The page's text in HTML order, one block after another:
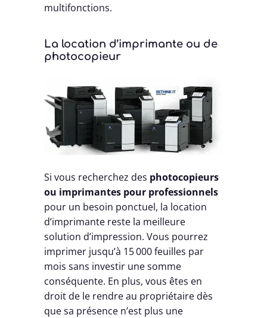
multifonctions.
La location d’imprimante ou de
photocopieur
Si vous recherchez des photocopieurs
ou imprimantes pour professionnels
pour un besoin ponctuel, la location
d’imprimante reste la meilleure
solution d’impression. Vous pourrez
imprimer jusqu’à 15 000 feuilles par
mois sans investir une somme
conséquente. En plus, vous êtes en
droit de le rendre au propriétaire dès
que sa présence n’est plus une